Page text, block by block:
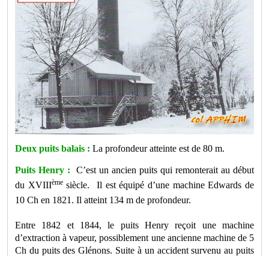
Deux puits balais :La profondeur atteinte est de 80 m.
Puits Henry :C’est un ancien puits qui remonterait au début
du XVIIIèmesiècle. Il est équipé d’une machine Edwards de
10 Ch en 1821. Il atteint 134 m de profondeur.
Entre 1842 et 1844, le puits Henry reçoit une machine
d’extraction à vapeur, possiblement une ancienne machine de 5
Ch du puits des Glénons. Suite à un accident survenu au puits